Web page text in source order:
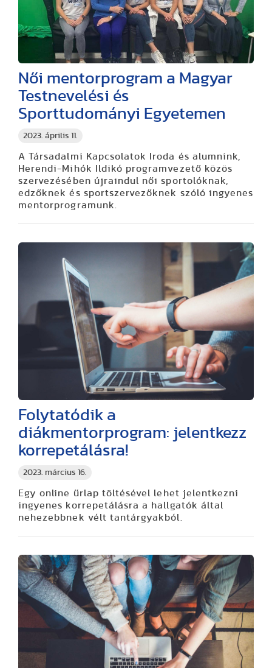
2023. április 11.
Női mentorprogram a Magyar
Testnevelési és
Sporttudományi Egyetemen
A Társadalmi Kapcsolatok Iroda és alumnink,
Herendi-Mihók Ildikó programvezető közös
szervezésében újraindul női sportolóknak,
edzőknek és sportszervezőknek szóló ingyenes
mentorprogramunk.
2023. március 16.
Folytatódik a
diákmentorprogram: jelentkezz
korrepetálásra!
Egy online űrlap töltésével lehet jelentkezni
ingyenes korrepetálásra a hallgatók által
nehezebbnek vélt tantárgyakból.